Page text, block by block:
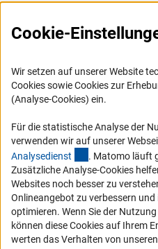
Presse
FAQ
Logo und Corporate Design
RSS-Feeds
Vergabeverfahren
Barrierefreiheit
Service und Informationen für
Erklärung zur Barrierefreiheit
Barriere melden
Cookie-
Wir setzen auf unserer Website
Cookies sowie Cookies zur
(Analyse-Cookies) ein.
Für die statistische Analyse der
verwenden wir auf unserer
Analysedienst (externer Link)
. Matomo läuft
Zusätzliche Analyse-Cookies
Websites noch besser zu
Onlineangebot zu verbessern
optimieren. Wenn Sie der
können diese Cookies auf Ihrem
werten das Verhalten von